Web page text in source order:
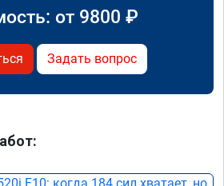
от 9800 ₽
Задать вопрос